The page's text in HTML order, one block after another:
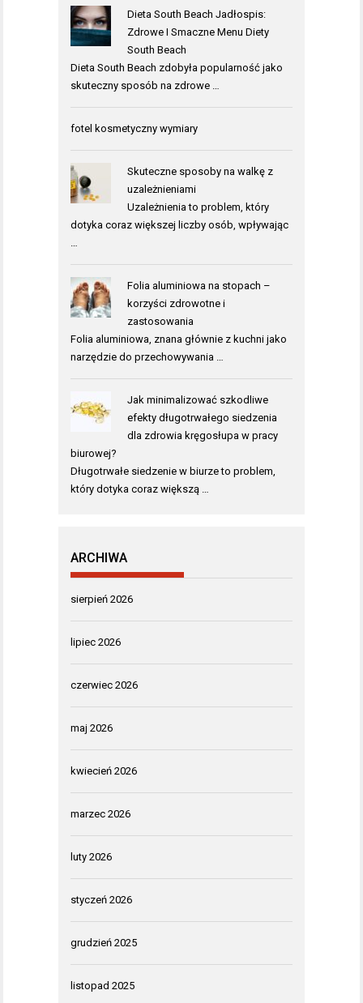
Dieta South Beach Jadłospis:
Zdrowe I Smaczne Menu Diety
South Beach
Dieta South Beach zdobyła popularność jako
skuteczny sposób na zdrowe …
fotel kosmetyczny wymiary
Skuteczne sposoby na walkę z
uzależnieniami
Uzależnienia to problem, który
dotyka coraz większej liczby osób, wpływając
Folia aluminiowa na stopach –
korzyści zdrowotne i
zastosowania
Folia aluminiowa, znana głównie z kuchni jako
narzędzie do przechowywania …
Jak minimalizować szkodliwe
efekty długotrwałego siedzenia
dla zdrowia kręgosłupa w pracy
biurowej?
Długotrwałe siedzenie w biurze to problem,
który dotyka coraz większą …
ARCHIWA
sierpień 2026
lipiec 2026
czerwiec 2026
maj 2026
kwiecień 2026
marzec 2026
luty 2026
styczeń 2026
grudzień 2025
listopad 2025